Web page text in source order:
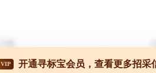
VIP 开通寻标宝会员，查看更多招采